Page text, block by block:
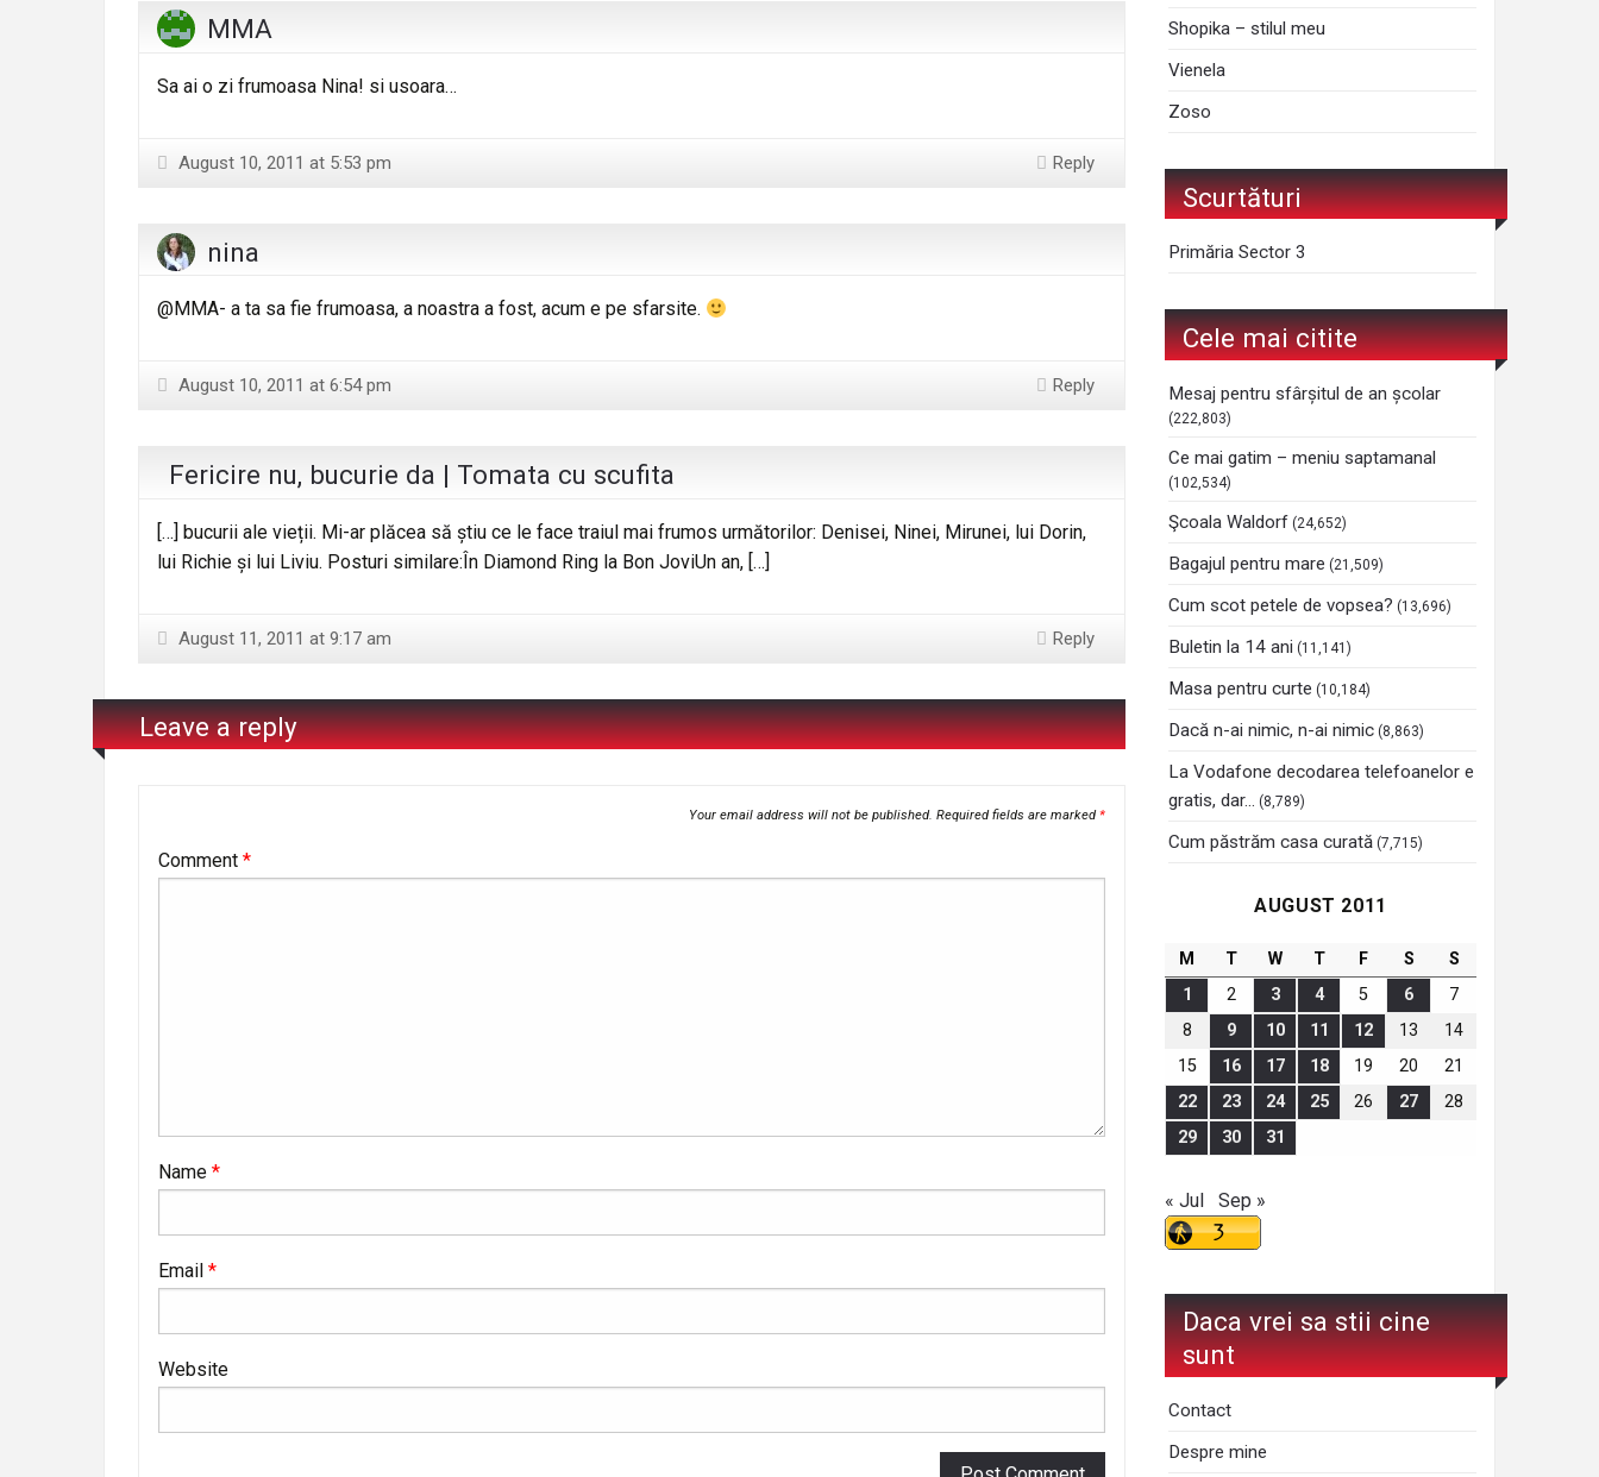
MMA
Sa ai o zi frumoasa Nina! si usoara…
August 10, 2011 at 5:53 pm Reply
nina
@MMA- a ta sa fie frumoasa, a noastra a fost, acum e pe sfarsite.
August 10, 2011 at 6:54 pm Reply
Fericire nu, bucurie da | Tomata cu scufita
[…] bucurii ale vieții. Mi-ar plăcea să știu ce le face traiul mai frumos următorilor: Denisei, Ninei, Mirunei, lui Dorin,
lui Richie și lui Liviu. Posturi similare:În Diamond Ring la Bon JoviUn an, […]
August 11, 2011 at 9:17 am Reply
Leave a reply
Your email address will not be published. Required fields are marked*
Comment *
Name *
Email *
Website
Shopika – stilul meu
Vienela
Zoso
Scurtături
Primăria Sector 3
Cele mai citite
Mesaj pentru sfârșitul de an școlar
(222,803)
Ce mai gatim – meniu saptamanal
(102,534)
Şcoala Waldorf (24,652)
Bagajul pentru mare (21,509)
Cum scot petele de vopsea? (13,696)
Buletin la 14 ani (11,141)
Masa pentru curte (10,184)
Dacă n-ai nimic, n-ai nimic (8,863)
La Vodafone decodarea telefoanelor e
gratis, dar… (8,789)
Cum păstrăm casa curată (7,715)
AUGUST 2011
M T W T F S
S
1
2 3 4 5 6
7
8
9 10 11 12 13
14
15
16 17 18 19 20
21
22
23 24 25 26 27
28
29
30 31
« Jul Sep »
Daca vrei sa stii cine
sunt
Contact
Despre mine